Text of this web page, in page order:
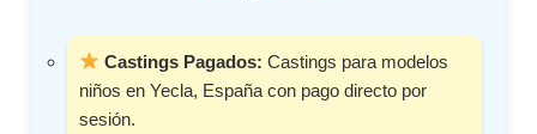
Castings Pagados: Castings para modelos
niños en Yecla, España con pago directo por
sesión.